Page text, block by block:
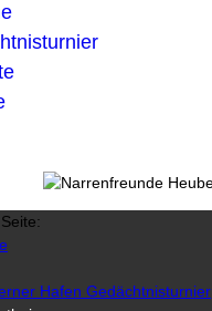
Hafen Gedächtnisturnier